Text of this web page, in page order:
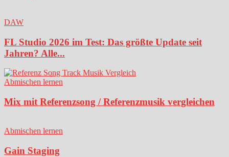
DAW
FL Studio 2026 im Test: Das größte Update seit
Jahren? Alle...
Abmischen lernen
Mix mit Referenzsong / Referenzmusik vergleichen
Abmischen lernen
Gain Staging